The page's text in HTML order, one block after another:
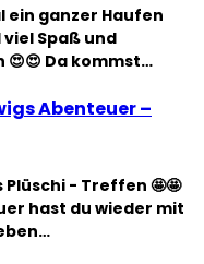
ein ganzer Haufen
Spaß und
Da kommst…
Abenteuer –
- Treffen 🤩🤩
hast du wieder mit